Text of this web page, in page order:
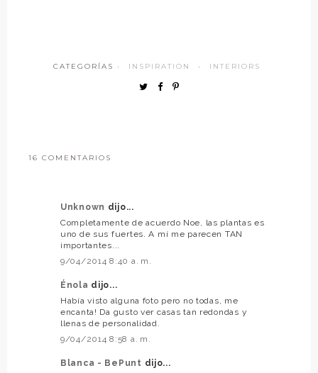
CATEGORÍAS · INSPIRATION · INTERIORS
16 COMENTARIOS
Unknown dijo...
Completamente de acuerdo Noe, las plantas es
uno de sus fuertes. A mí me parecen TAN
importantes...
9/04/2014 8:40 a. m.
Énola dijo...
Había visto alguna foto pero no todas, me
encanta! Da gusto ver casas tan redondas y
llenas de personalidad.
9/04/2014 8:58 a. m.
Blanca - BePunt dijo...